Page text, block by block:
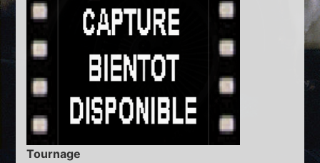
Tournage